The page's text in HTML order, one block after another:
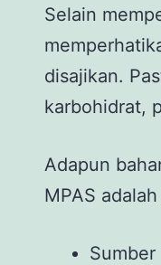
Selain
disajikan.
karbohidrat,
Adapun
MPAS